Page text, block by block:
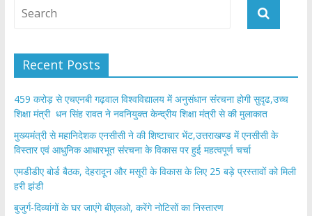
Recent Posts
459 करोड़ से एचएनबी गढ़वाल विश्वविद्यालय में अनुसंधान संरचना होगी सुदृढ,उच्च
शिक्षा मंत्री धन सिंह रावत ने नवनियुक्त केन्द्रीय शिक्षा मंत्री से की मुलाकात
मुख्यमंत्री से महानिदेशक एनसीसी ने की शिष्टाचार भेंट,उत्तराखण्ड में एनसीसी के
विस्तार एवं आधुनिक आधारभूत संरचना के विकास पर हुई महत्वपूर्ण चर्चा
एमडीडीए बोर्ड बैठक, देहरादून और मसूरी के विकास के लिए 25 बड़े प्रस्तावों को मिली
हरी झंडी
बुजुर्ग-दिव्यांगों के घर जाएंगे बीएलओ, करेंगे नोटिसों का निस्तारण